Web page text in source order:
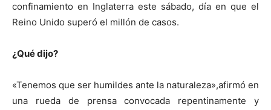
confinamiento en Inglaterra este sábado, día en que el
Reino Unido superó el millón de casos.
¿Qué dijo?
«Tenemos que ser humildes ante la naturaleza»,afirmó en
una rueda de prensa convocada repentinamente y